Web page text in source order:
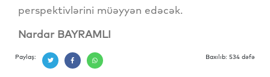
perspektivlərini müəyyən edəcək.
Nardar BAYRAMLI
Paylaş: Baxılıb: 534 dəfə